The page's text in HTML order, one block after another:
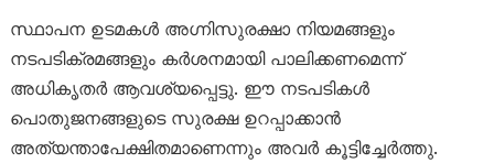
സ്ഥാപന ഉടമകൾ അഗ്നിസുരക്ഷാ നിയമങ്ങളും
നടപടിക്രമങ്ങളും കർശനമായി പാലിക്കണമെന്ന്
അധികൃതർ ആവശ്യപ്പെട്ടു. ഈ നടപടികൾ
പൊതുജനങ്ങളുടെ സുരക്ഷ ഉറപ്പാക്കാൻ
അത്യന്താപേക്ഷിതമാണെന്നും അവർ കൂട്ടിച്ചേർത്തു.